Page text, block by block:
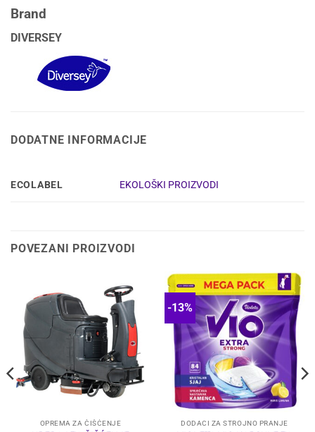
Brand
DIVERSEY
DODATNE INFORMACIJE
ECOLABEL EKOLOŠKI PROIZVODI
POVEZANI PROIZVODI
OPREMA ZA ČIŠĆENJE
-13%
DODACI ZA STROJNO PRANJE